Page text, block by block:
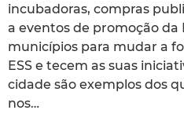
incubadoras, compras
a eventos de promoção da
municípios para mudar a
ESS e tecem as suas
cidade são exemplos dos
nos…